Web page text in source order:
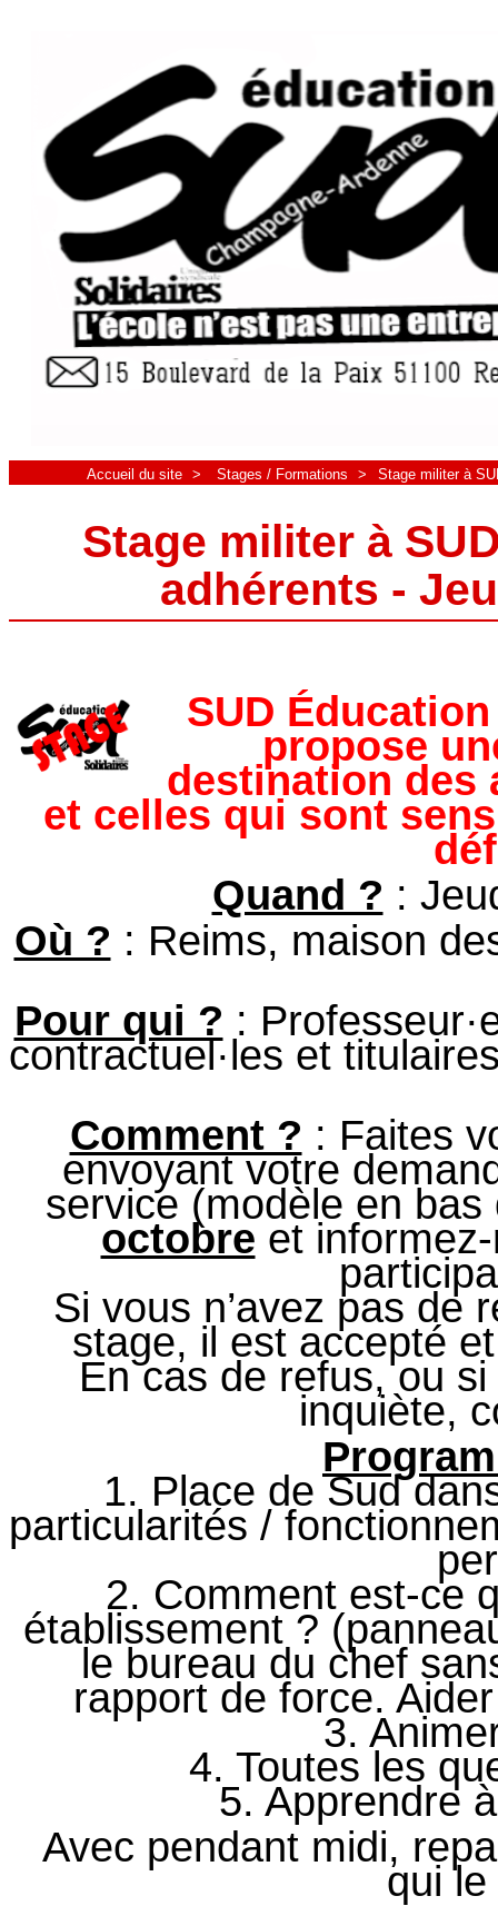
Accueil du site > Stages / Formations > Stage militer à
Stage militer à
adhérents -
SUD
propose
destination des
et celles qui sont
Quand ? :
Où ? : Reims, maison
Pour qui ? :
contractuel·les et
Comment ? : Faites
envoyant votre
service (modèle en bas
octobre et
Si vous n’avez pas de
stage, il est accepté
En cas de refus, ou
inquiète,
1. Place de Sud
particularités /
2. Comment est-ce
établissement ?
le bureau du chef
rapport de force.
3.
4. Toutes les
5. Apprendre
Avec pendant midi,
qui